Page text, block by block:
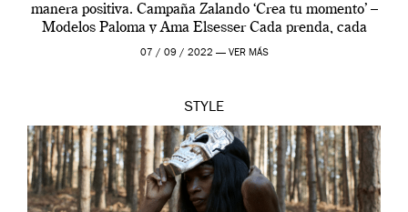
manera positiva. Campaña Zalando ‘Crea tu momento’ –
Modelos Paloma y Ama Elsesser Cada prenda, cada
outfit, cada momento, caracteriza […]
07 / 09 / 2022 — VER MÁS
STYLE